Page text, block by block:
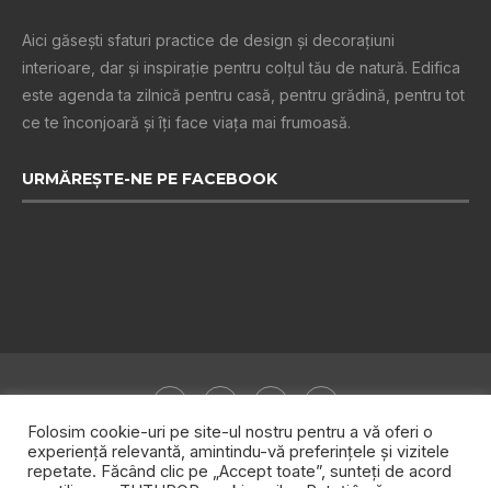
Aici găsești sfaturi practice de design şi decoraţiuni
interioare, dar și inspiraţie pentru colţul tău de natură. Edifica
este agenda ta zilnică pentru casă, pentru grădină, pentru tot
ce te înconjoară şi îţi face viaţa mai frumoasă.
URMĂREȘTE-NE PE FACEBOOK
Folosim cookie-uri pe site-ul nostru pentru a vă oferi o
experiență relevantă, amintindu-vă preferințele și vizitele
repetate. Făcând clic pe „Accept toate”, sunteți de acord